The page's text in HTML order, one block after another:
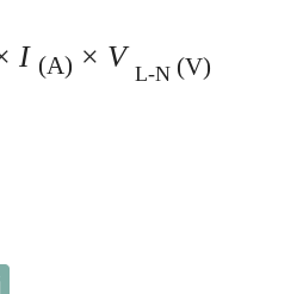
I (A) × V L-N (V)